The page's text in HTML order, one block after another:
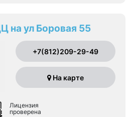
на ул Боровая 55
+7(812)209-29-49
На карте
Лицензия
проверена